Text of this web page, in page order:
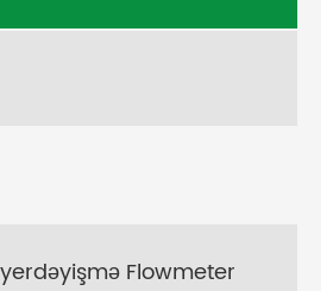
Flowmeter